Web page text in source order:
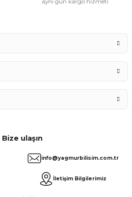
Bize ulaşın
info@yagmurbilisim.com.tr
İletişim Bilgilerimiz